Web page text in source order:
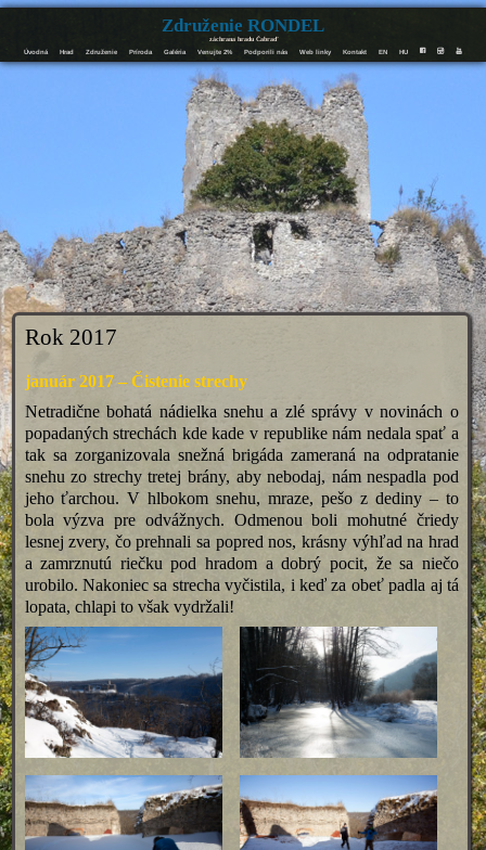
Združenie RONDEL
záchrana hradu Čabraď
Úvodná Hrad Združenie Príroda Galéria Venujte 2% Podporili nás Web linky Kontakt EN HU F I Y
Rok 2017
január 2017 – Čistenie strechy
Netradične bohatá nádielka snehu a zlé správy v novinách o
popadaných strechách kde kade v republike nám nedala spať a
tak sa zorganizovala snežná brigáda zameraná na odpratanie
snehu zo strechy tretej brány, aby nebodaj, nám nespadla pod
jeho ťarchou. V hlbokom snehu, mraze, pešo z dediny – to
bola výzva pre odvážnych. Odmenou boli mohutné čriedy
lesnej zvery, čo prehnali sa popred nos, krásny výhľad na hrad
a zamrznutú riečku pod hradom a dobrý pocit, že sa niečo
urobilo. Nakoniec sa strecha vyčistila, i keď za obeť padla aj tá
lopata, chlapi to však vydržali!